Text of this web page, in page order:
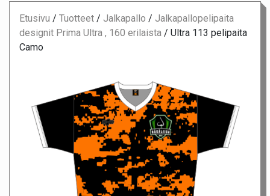
Etusivu / Tuotteet / Jalkapallo / Jalkapallopelipaita
designit Prima Ultra , 160 erilaista / Ultra 113 pelipaita
Camo